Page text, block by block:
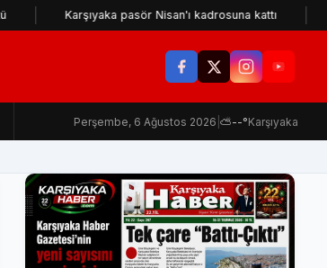
Karşıyaka pasör Nisan'ı kadrosuna kattı
Perşembe, 6 Ağustos 2026 ⛅--°Karşıyaka